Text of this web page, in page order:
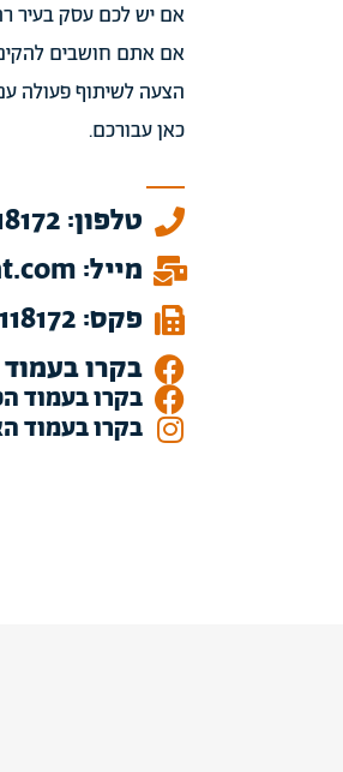
אם יש לכם עסק בעיר
אם אתם חושבים
הצעה לשיתוף פעולה
כאן עבורכם.
טלפון: 08-9118172
מייל: info@ecrahat.com
פקס: 08-9118172
בקרו
בקרו בעמוד
בקרו בעמוד